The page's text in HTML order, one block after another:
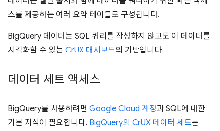
스를 제공하는 여러 요약 테이블로 구성됩니다.
BigQuery 데이터는 SQL 쿼리를 작성하지 않고도 이 데이터를
시각화할 수 있는 CrUX 대시보드의 기반입니다.
데이터 세트 액세스
BigQuery를 사용하려면 Google Cloud 계정과 SQL에 대한
기본 지식이 필요합니다. BigQuery의 CrUX 데이터 세트는